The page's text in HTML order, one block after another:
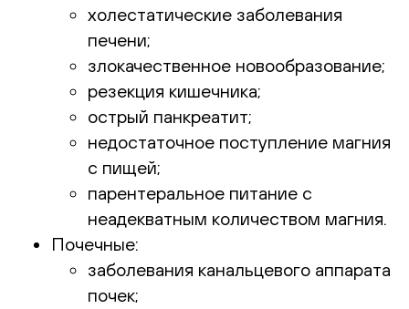
холестатические заболевания
печени;
злокачественное новообразование;
резекция кишечника;
острый панкреатит;
недостаточное поступление магния
с пищей;
парентеральное питание с
неадекватным количеством магния.
Почечные:
заболевания канальцевого аппарата
почек;